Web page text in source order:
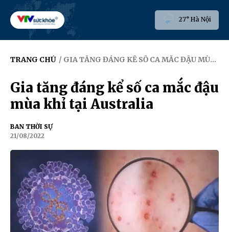
27° Hà Nội
TRANG CHỦ / GIA TĂNG ĐÁNG KỂ SỐ CA MẮC ĐẬU MÙA KHỈ TẠI AUSTRALIA
Gia tăng đáng kể số ca mắc đậu
mùa khỉ tại Australia
BAN THỜI SỰ
21/08/2022